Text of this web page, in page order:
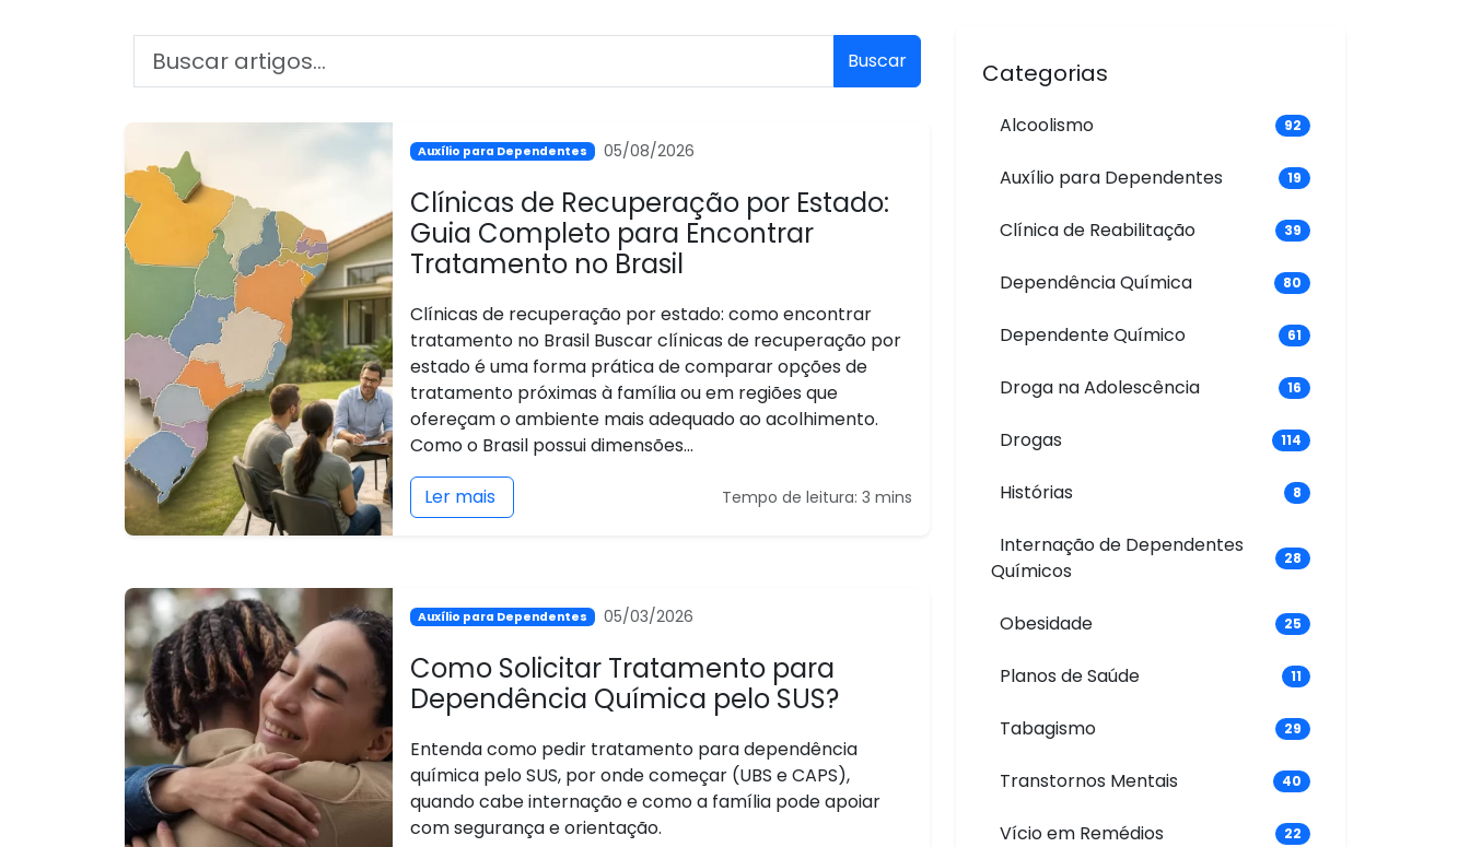
Buscar
Auxílio para Dependentes 05/08/2026
Clínicas de Recuperação por Estado:
Guia Completo para Encontrar
Tratamento no Brasil
Clínicas de recuperação por estado: como encontrar
tratamento no Brasil Buscar clínicas de recuperação por
estado é uma forma prática de comparar opções de
tratamento próximas à família ou em regiões que
ofereçam o ambiente mais adequado ao acolhimento.
Como o Brasil possui dimensões...
Ler mais Tempo de leitura: 3 mins
Auxílio para Dependentes 05/03/2026
Como Solicitar Tratamento para
Dependência Química pelo SUS?
Entenda como pedir tratamento para dependência
química pelo SUS, por onde começar (UBS e CAPS),
quando cabe internação e como a família pode apoiar
com segurança e orientação.
Categorias
Alcoolismo 92
Auxílio para Dependentes 19
Clínica de Reabilitação 39
Dependência Química 80
Dependente Químico 61
Droga na Adolescência 16
Drogas 114
Histórias 8
Internação de Dependentes
Químicos
28
Obesidade 25
Planos de Saúde 11
Tabagismo 29
Transtornos Mentais 40
Vício em Remédios 22